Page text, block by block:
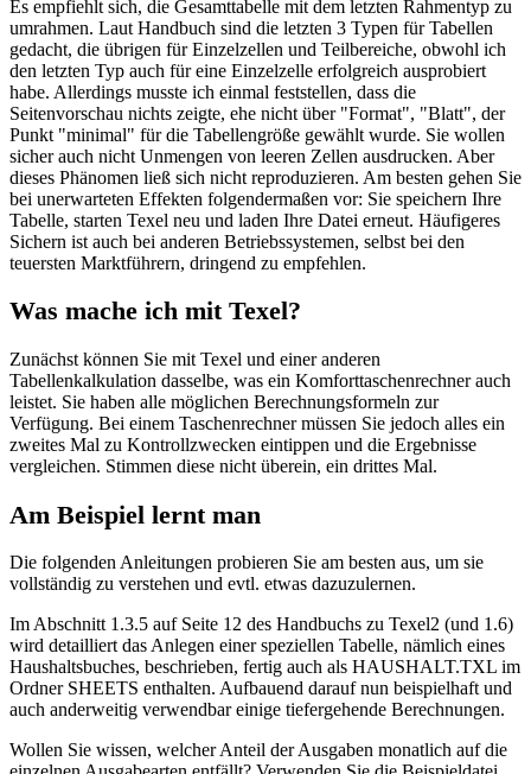
Es empfiehlt sich, die Gesamttabelle mit dem letzten Rahmentyp zu
umrahmen. Laut Handbuch sind die letzten 3 Typen für Tabellen
gedacht, die übrigen für Einzelzellen und Teilbereiche, obwohl ich
den letzten Typ auch für eine Einzelzelle erfolgreich ausprobiert
habe. Allerdings musste ich einmal feststellen, dass die
Seitenvorschau nichts zeigte, ehe nicht über "Format", "Blatt", der
Punkt "minimal" für die Tabellengröße gewählt wurde. Sie wollen
sicher auch nicht Unmengen von leeren Zellen ausdrucken. Aber
dieses Phänomen ließ sich nicht reproduzieren. Am besten gehen Sie
bei unerwarteten Effekten folgendermaßen vor: Sie speichern Ihre
Tabelle, starten Texel neu und laden Ihre Datei erneut. Häufigeres
Sichern ist auch bei anderen Betriebssystemen, selbst bei den
teuersten Marktführern, dringend zu empfehlen.
Was mache ich mit Texel?
Zunächst können Sie mit Texel und einer anderen
Tabellenkalkulation dasselbe, was ein Komforttaschenrechner auch
leistet. Sie haben alle möglichen Berechnungsformeln zur
Verfügung. Bei einem Taschenrechner müssen Sie jedoch alles ein
zweites Mal zu Kontrollzwecken eintippen und die Ergebnisse
vergleichen. Stimmen diese nicht überein, ein drittes Mal.
Am Beispiel lernt man
Die folgenden Anleitungen probieren Sie am besten aus, um sie
vollständig zu verstehen und evtl. etwas dazuzulernen.
Im Abschnitt 1.3.5 auf Seite 12 des Handbuchs zu Texel2 (und 1.6)
wird detailliert das Anlegen einer speziellen Tabelle, nämlich eines
Haushaltsbuches, beschrieben, fertig auch als HAUSHALT.TXL im
Ordner SHEETS enthalten. Aufbauend darauf nun beispielhaft und
auch anderweitig verwendbar einige tiefergehende Berechnungen.
Wollen Sie wissen, welcher Anteil der Ausgaben monatlich auf die